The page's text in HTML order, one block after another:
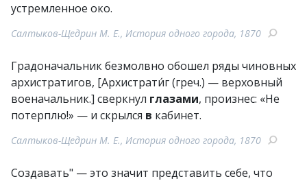
устремленное око.
Салтыков-Щедрин М. Е., История одного города, 1870
Градоначальник безмолвно обошел ряды чиновных
архистратигов, [Архистрати́г (греч.) — верховный
военачальник.] сверкнул глазами, произнес: «Не
потерплю!» — и скрылся в кабинет.
Салтыков-Щедрин М. Е., История одного города, 1870
Создавать" — это значит представить себе, что